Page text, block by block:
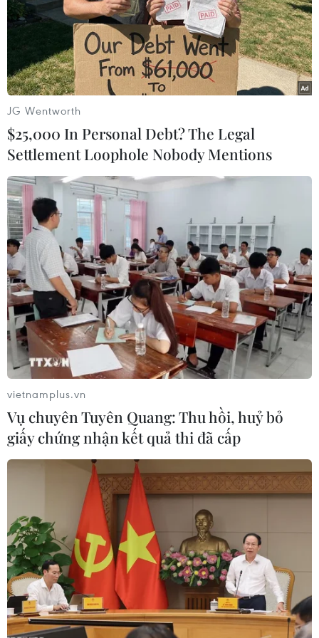
#Liên minh Gia cầm Nga
#sản xuất thịt gia cầm
#dầu Urals
#sản phẩm dầu mỏ
Nga
Theo dõi VietnamPlus
TIN LIÊN QUAN
JG Wentworth
$25,000 In Personal Debt? The Legal
Settlement Loophole Nobody Mentions
vietnamplus.vn
Vụ chuyên Tuyên Quang: Thu hồi, huỷ bỏ
giấy chứng nhận kết quả thi đã cấp